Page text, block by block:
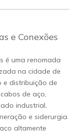
e Conexões
é uma renomada
na cidade de
e distribuição de
de aço,
industrial,
e siderurgia.
altamente